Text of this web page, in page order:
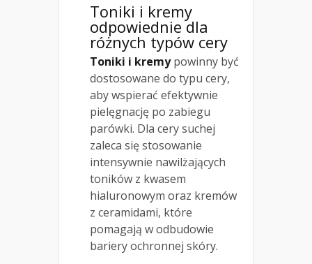
Toniki i kremy
odpowiednie dla
różnych typów cery
Toniki i kremypowinny być
dostosowane do typu cery,
aby wspierać efektywnie
pielęgnację po zabiegu
parówki. Dla cery suchej
zaleca się stosowanie
intensywnie nawilżających
toników z kwasem
hialuronowym oraz kremów
z ceramidami, które
pomagają w odbudowie
bariery ochronnej skóry.